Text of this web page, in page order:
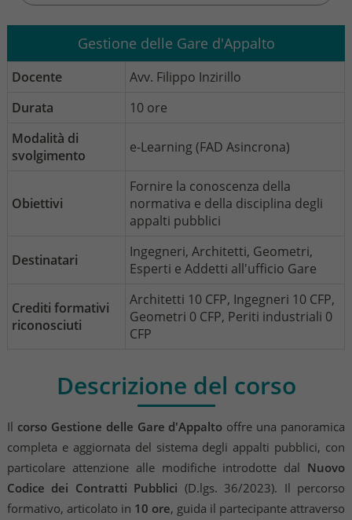
Gestione delle Gare d'Appalto
Docente
Avv. Filippo Inzirillo
Durata
10 ore
Modalità di
svolgimento
e-Learning (FAD Asincrona)
Obiettivi
Fornire la conoscenza della
normativa e della disciplina degli
appalti pubblici
Destinatari
Ingegneri, Architetti, Geometri,
Esperti e Addetti all'ufficio Gare
Crediti formativi
riconosciuti
Architetti 10 CFP, Ingegneri 10 CFP,
Geometri 0 CFP, Periti industriali 0
CFP
Descrizione del corso
Il corso Gestione delle Gare d'Appalto offre una panoramica
completa e aggiornata del sistema degli appalti pubblici, con
particolare attenzione alle modifiche introdotte dal Nuovo
Codice dei Contratti Pubblici (D.lgs. 36/2023). Il percorso
formativo, articolato in 10 ore, guida il partecipante attraverso